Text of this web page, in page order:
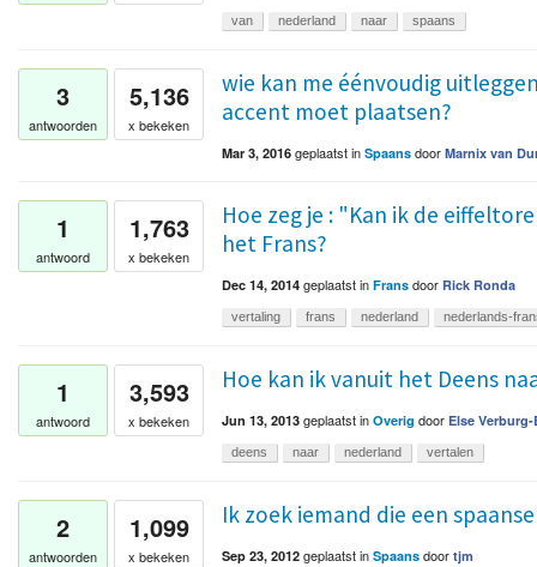
van nederland naar spaans
3
antwoorden
5,136
x bekeken
wie kan me éénvoudig
accent moet plaatsen?
Mar 3, 2016 geplaatstin Spaans door Marnix van
1
antwoord
1,763
x bekeken
Hoe zeg je : "Kan ik de
het Frans?
Dec 14, 2014 geplaatstin Frans door Rick Ronda
vertaling frans nederland nederlands-
1
antwoord
3,593
x bekeken
Hoe kan ik vanuit het Deens
Jun 13, 2013 geplaatstin Overig door Else
deens naar nederland vertalen
2
antwoorden
1,099
x bekeken
Ik zoek iemand die een
Sep 23, 2012 geplaatstin Spaans door tjm